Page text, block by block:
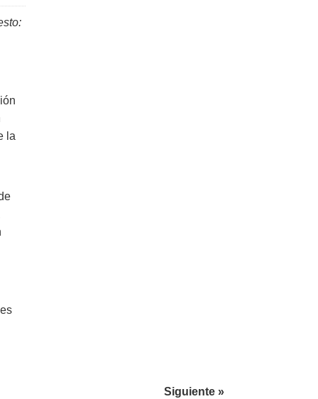
la
Siguiente »